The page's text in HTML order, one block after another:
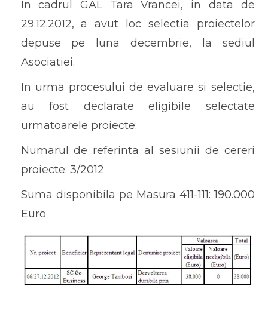
In cadrul GAL Tara Vrancei, in data de
29.12.2012, a avut loc selectia proiectelor
depuse pe luna decembrie, la sediul
Asociatiei.
In urma procesului de evaluare si selectie,
au fost declarate eligibile selectate
urmatoarele proiecte:
Numarul de referinta al sesiunii de cereri
proiecte: 3/2012
Suma disponibila pe Masura 411-111: 190.000
Euro